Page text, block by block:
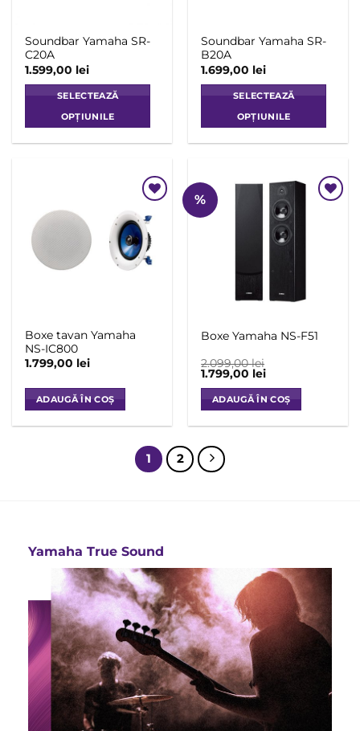
produsului.
Soundbar Yamaha SR-
C20A
1.599,00 lei
SELECTEAZĂ
OPȚIUNILE
variații.
Opțiunile
pot
produsului.
Soundbar Yamaha SR-
B20A
1.699,00 lei
SELECTEAZĂ
OPȚIUNILE
mai
multe
variații.
produsului.
Add to
Wishlist
Boxe tavan Yamaha
NS-IC800
1.799,00 lei
ADAUGĂ ÎN COȘ
%
Boxe Yamaha NS-F51
2.099,00lei
Prețul
inițial
fost:
2.099,00 lei.
1.799,00 leiPrețul
este:
1.799,00 lei.
ADAUGĂ ÎN COȘ
1 2
Yamaha True Sound